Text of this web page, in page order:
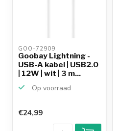
GOO-72909
Goobay Lightning -
USB-A kabel | USB2.0
| 12W | wit | 3 m...
Op voorraad
€24,99